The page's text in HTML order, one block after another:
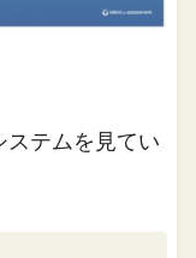
ステムを見てい